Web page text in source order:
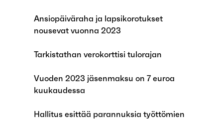
Ansiopäiväraha ja lapsikorotukset
nousevat vuonna 2023
Tarkistathan verokorttisi tulorajan
Vuoden 2023 jäsenmaksu on 7 euroa
kuukaudessa
Hallitus esittää parannuksia työttömien